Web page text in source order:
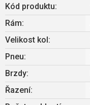
Kód produktu:
Rám:
Velikost kol :
Pneu:
Brzdy:
Řazení: